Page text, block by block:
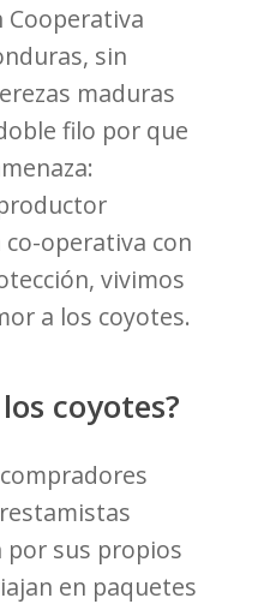
sin
maduras
filo por que
operativa con
vivimos
a los coyotes.
coyotes?
sus propios
en paquetes